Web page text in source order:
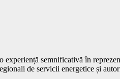
semnificativă în
de servicii energetice și